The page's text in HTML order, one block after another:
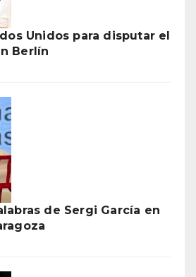
Unidos para disputar el
Berlín
de Sergi García en